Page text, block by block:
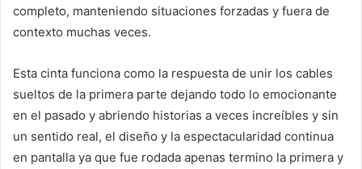
completo, manteniendo situaciones forzadas y fuera de
contexto muchas veces.
Esta cinta funciona como la respuesta de unir los cables
sueltos de la primera parte dejando todo lo emocionante
en el pasado y abriendo historias a veces increíbles y sin
un sentido real, el diseño y la espectacularidad continua
en pantalla ya que fue rodada apenas termino la primera y